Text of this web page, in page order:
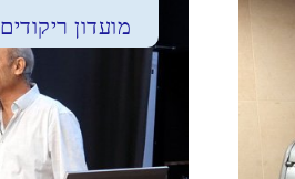
מועדון ריקודים